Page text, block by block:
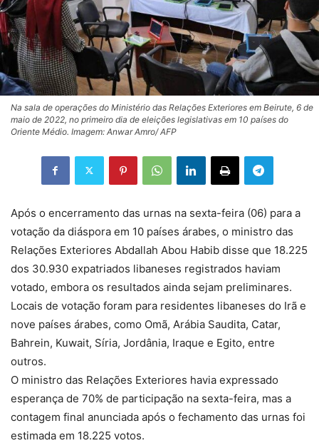
Na sala de operações do Ministério das Relações Exteriores em Beirute, 6 de
maio de 2022, no primeiro dia de eleições legislativas em 10 países do
Oriente Médio. Imagem: Anwar Amro/ AFP
Após o encerramento das urnas na sexta-feira (06) para a
votação da diáspora em 10 países árabes, o ministro das
Relações Exteriores Abdallah Abou Habib disse que 18.225
dos 30.930 expatriados libaneses registrados haviam
votado, embora os resultados ainda sejam preliminares.
Locais de votação foram para residentes libaneses do Irã e
nove países árabes, como Omã, Arábia Saudita, Catar,
Bahrein, Kuwait, Síria, Jordânia, Iraque e Egito, entre
outros.
O ministro das Relações Exteriores havia expressado
esperança de 70% de participação na sexta-feira, mas a
contagem final anunciada após o fechamento das urnas foi
estimada em 18.225 votos.